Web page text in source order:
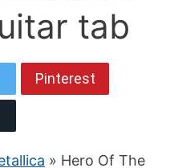
tab
Pinterest
» Hero Of The